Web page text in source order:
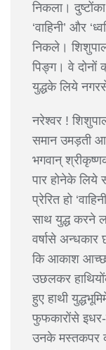
निकला।
‘वाहिनी’ और
निकले।
पिङ्ग। वे दोनों
युद्धके लिये
नरेश्वर !
समान उमड़ती
भगवान्
पार होनेके लिये
प्रेरित हो
साथ युद्ध करने
वर्षासे अन्धकार
कि आकाश
उछलकर
हुए हाथी
फुफकारोंसे
उनके मस्तकपर